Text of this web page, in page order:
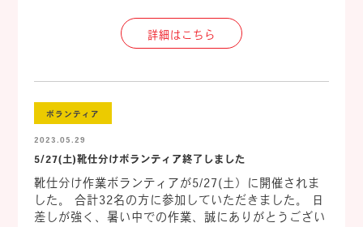
詳細はこちら
ボランティア
2023.05.29
5/27(土)靴仕分けボランティア終了しました
靴仕分け作業ボランティアが5/27(土）に開催されま
した。 合計32名の方に参加していただきました。 日
差しが強く、暑い中での作業、誠にありがとうござい